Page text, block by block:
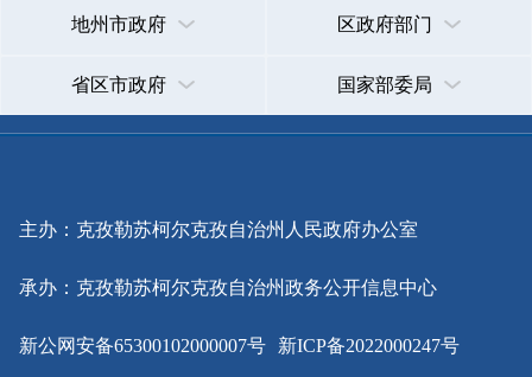
承办：克孜勒苏柯尔克孜自治州政务公开信息中心
新公网安备65300102000007号 新ICP备2022000247号
政府网站标识码：6530000002 法律声明 关于我们